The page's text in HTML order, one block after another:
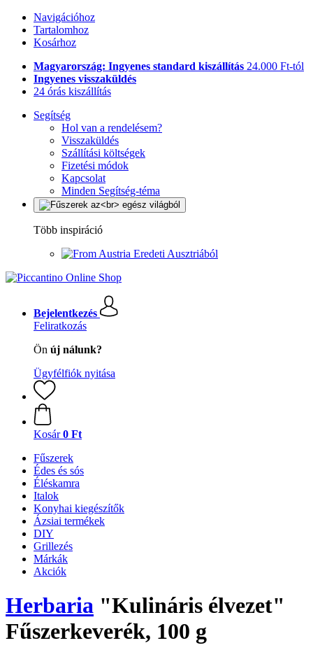
Navigációhoz
Tartalomhoz
Kosárhoz
Magyarország: Ingyenes standard kiszállítás 24.000 Ft-tól
Ingyenes visszaküldés
24 órás kiszállítás
Segítség
Hol van a rendelésem?
Visszaküldés
Szállítási költségek
Fizetési módok
Kapcsolat
Minden Segítség-téma
Több inspiráció
Eredeti Ausztriából
Bejelentkezés
Feliratkozás
Ön új nálunk?
Ügyfélfiók nyitása
Kosár 0 Ft
Fűszerek
Édes és sós
Éléskamra
Italok
Konyhai kiegészítők
Ázsiai termékek
DIY
Grillezés
Márkák
Akciók
Herbaria "Kulináris élvezet"
Fűszerkeverék, 100 g